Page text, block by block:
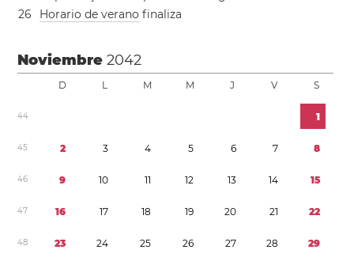
26 Horario de verano finaliza
Noviembre2042
D L M M J V S
44 1
45 2 3 4 5 6 7 8
46 9 10 11 12 13 14 15
47 16 17 18 19 20 21 22
48 23 24 25 26 27 28 29